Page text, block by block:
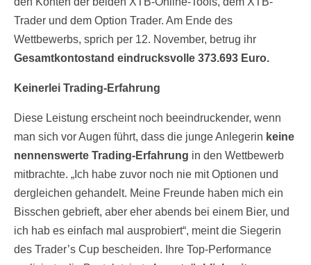
Trader und dem Option Trader. Am Ende des
Wettbewerbs, sprich per 12. November, betrug ihr
Gesamtkontostand eindrucksvolle 373.693 Euro.
Keinerlei Trading-Erfahrung
Diese Leistung erscheint noch beeindruckender, wenn
man sich vor Augen führt, dass die junge Anlegerin keine
nennenswerte Trading-Erfahrung in den Wettbewerb
mitbrachte. „Ich habe zuvor noch nie mit Optionen und
dergleichen gehandelt. Meine Freunde haben mich ein
Bisschen gebrieft, aber eher abends bei einem Bier, und
ich hab es einfach mal ausprobiert“, meint die Siegerin
des Trader’s Cup bescheiden. Ihre Top-Performance